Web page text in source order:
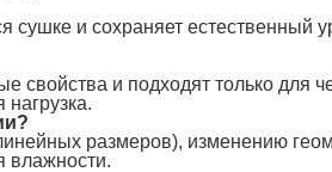
сушке и сохраняет естественный
свойства и подходят только для
размеров), изменению
влажности.